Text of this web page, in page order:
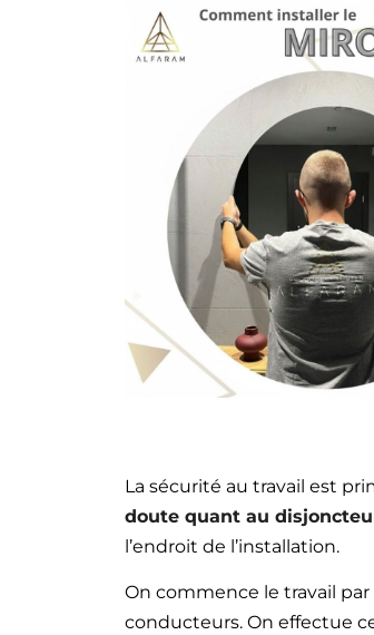
La sécurité au travail est
doute quant au
l’endroit de l’installation.
On commence le travail
conducteurs. On effectue